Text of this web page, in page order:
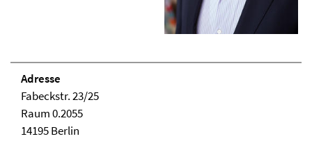
Adresse
Fabeckstr. 23/25
Raum 0.2055
14195 Berlin